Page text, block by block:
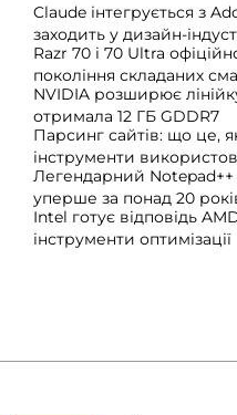
Claude інтегрується з
заходить у дизайн-
Razr 70 і 70 Ultra
покоління складаних
NVIDIA розширює
отримала 12 ГБ GDDR7
Парсинг сайтів: що це,
інструменти
Легендарний Notepad++
уперше за понад 20
Intel готує відповідь
інструменти оптимізації